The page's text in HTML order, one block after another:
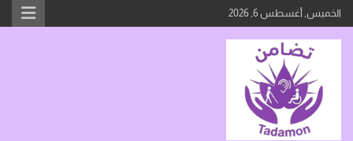
Skip
to
content
الخميس, أغسطس 6, 2026